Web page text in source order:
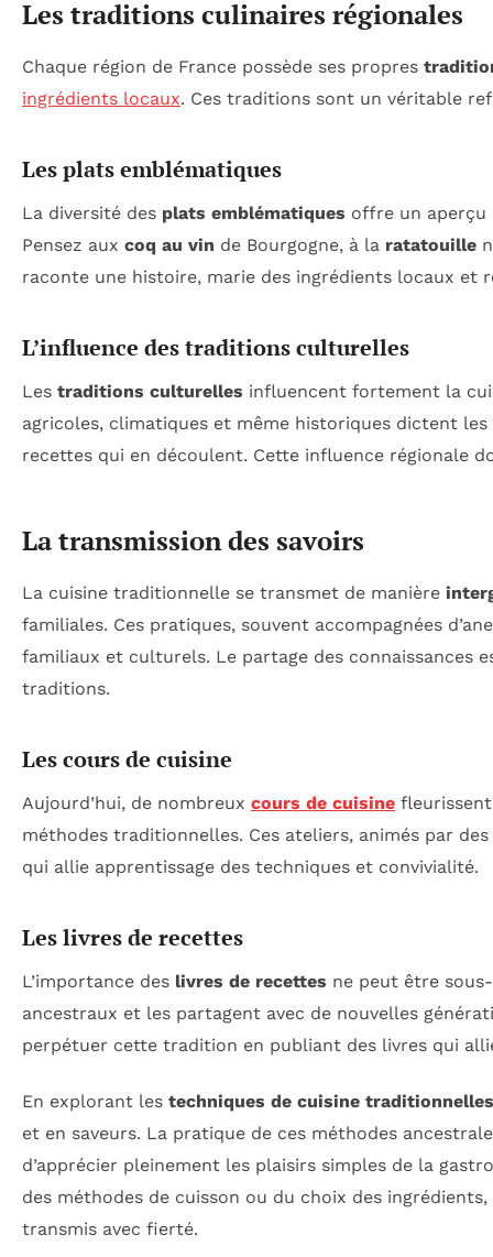
Les traditions culinaires régionales
Chaque région de France possède ses propres
ingrédients locaux. Ces traditions sont un véritable
Les plats emblématiques
La diversité des plats emblématiques offre un aperçu
Pensez aux coq au vin de Bourgogne, à la ratatouille
raconte une histoire, marie des ingrédients locaux et
L’influence des traditions culturelles
Les traditions culturelles influencent fortement la
agricoles, climatiques et même historiques dictent
recettes qui en découlent. Cette influence régionale
La transmission des savoirs
La cuisine traditionnelle se transmet de manière
familiales. Ces pratiques, souvent accompagnées
familiaux et culturels. Le partage des connaissances
traditions.
Les cours de cuisine
Aujourd’hui, de nombreux cours de cuisine
méthodes traditionnelles. Ces ateliers, animés par
qui allie apprentissage des techniques et convivialité.
Les livres de recettes
L’importance des livres de recettes ne peut être
ancestraux et les partagent avec de nouvelles
perpétuer cette tradition en publiant des livres qui
En explorant les techniques de cuisine traditionnelles
et en saveurs. La pratique de ces méthodes
d’apprécier pleinement les plaisirs simples de la
des méthodes de cuisson ou du choix des
transmis avec fierté.